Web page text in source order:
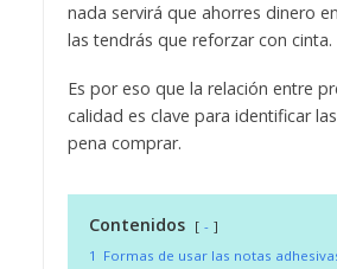
nada servirá que ahorres dinero
las tendrás que reforzar con cinta.
Es por eso que la relación entre
calidad es clave para identificar
pena comprar.
Contenidos
-
1 Formas de usar las notas